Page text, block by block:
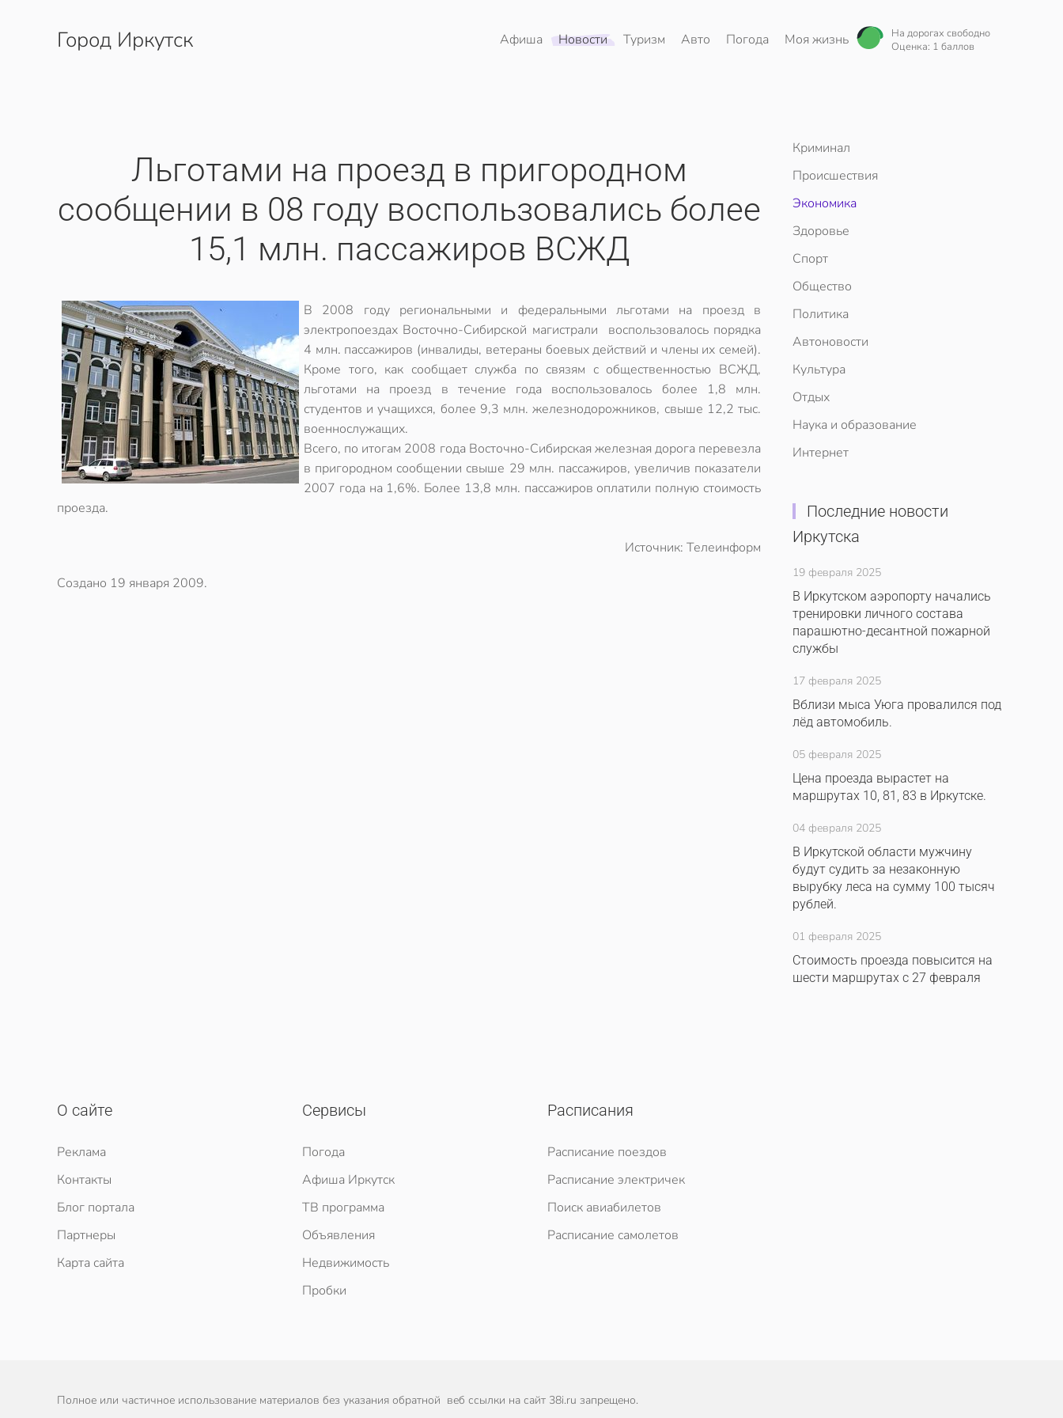
Перейти к содержимому
Город Иркутск Афиша Новости Туризм Авто Погода Моя жизнь
На дорогах свободно
Оценка: 1 баллов
Льготами на проезд в пригородном
сообщении в 08 году воспользовались более
15,1 млн. пассажиров ВСЖД
В 2008 году региональными и федеральными льготами на проезд в
электропоездах Восточно-Сибирской магистрали воспользовалось порядка
4 млн. пассажиров (инвалиды, ветераны боевых действий и члены их семей).
Кроме того, как сообщает служба по связям с общественностью ВСЖД,
льготами на проезд в течение года воспользовалось более 1,8 млн.
студентов и учащихся, более 9,3 млн. железнодорожников, свыше 12,2 тыс.
военнослужащих.
Всего, по итогам 2008 года Восточно-Сибирская железная дорога перевезла
в пригородном сообщении свыше 29 млн. пассажиров, увеличив показатели
2007 года на 1,6%. Более 13,8 млн. пассажиров оплатили полную стоимость
проезда.
Источник: Телеинформ
Создано 19 января 2009.
Криминал
Происшествия
Экономика
Здоровье
Спорт
Общество
Политика
Автоновости
Культура
Отдых
Наука и образование
Интернет
Последние новости
Иркутска
19 февраля 2025
В Иркутском аэропорту начались
тренировки личного состава
парашютно-десантной пожарной
службы
17 февраля 2025
Вблизи мыса Уюга провалился под
лёд автомобиль.
05 февраля 2025
Цена проезда вырастет на
маршрутах 10, 81, 83 в Иркутске.
04 февраля 2025
В Иркутской области мужчину
будут судить за незаконную
вырубку леса на сумму 100 тысяч
рублей.
01 февраля 2025
Стоимость проезда повысится на
шести маршрутах с 27 февраля
О сайте
Реклама
Контакты
Блог портала
Партнеры
Карта сайта
Сервисы
Погода
Афиша Иркутск
ТВ программа
Объявления
Недвижимость
Пробки
Расписания
Расписание поездов
Расписание электричек
Поиск авиабилетов
Расписание самолетов
Полное или частичное использование материалов без указания обратной веб ссылки на сайт 38i.ru запрещено.